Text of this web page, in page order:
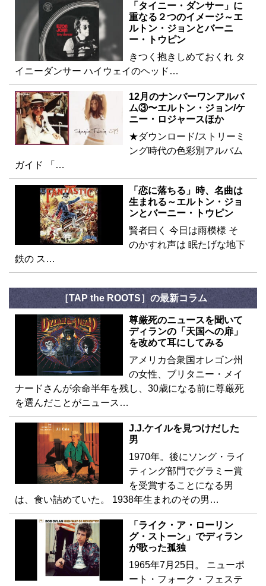
「タイニー・ダンサー」に
重なる２つのイメージ～エ
ルトン・ジョンとバーニ
ー・トウピン
きつく抱きしめておくれ タ
イニーダンサー ハイウェイのヘッド…
12月のナンバーワンアルバ
ム③〜エルトン・ジョン/ケ
ニー・ロジャースほか
★ダウンロード/ストリーミ
ング時代の色彩別アルバム
ガイド 「…
「恋に落ちる」時、名曲は
生まれる～エルトン・ジョ
ンとバーニー・トウピン
賢者曰く 今日は雨模様 そ
のかすれ声は 眠たげな地下
鉄の ス…
［TAP the ROOTS］の最新コラム
尊厳死のニュースを聞いて
ディランの「天国への扉」
を改めて耳にしてみる
アメリカ合衆国オレゴン州
の女性、ブリタニー・メイ
ナードさんが余命半年を残し、30歳になる前に尊厳死
を選んだことがニュース…
J.J.ケイルを見つけだした
男
1970年。後にソング・ライ
ティング部門でグラミー賞
を受賞することになる男
は、食い詰めていた。 1938年生まれのその男…
「ライク・ア・ローリン
グ・ストーン」でディラン
が歌った孤独
1965年7月25日。 ニューポ
ート・フォーク・フェステ